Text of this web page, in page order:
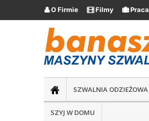
O Firmie Filmy Praca
SZWALNIA ODZIEŻOWA
SZYJ W DOMU